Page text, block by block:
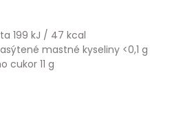
199 kJ / 47 kcal
mastné kyseliny <0,1 g
cukor 11 g